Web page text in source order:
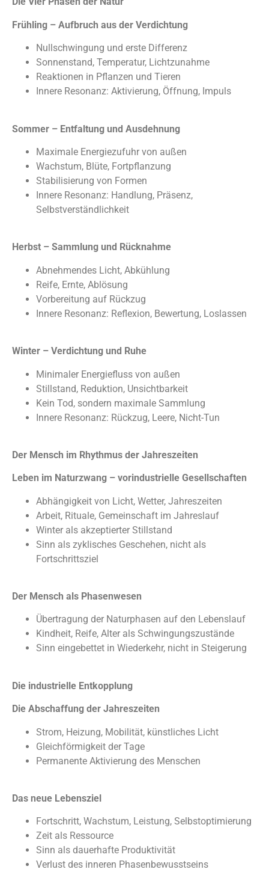
Frühling – Aufbruch aus der Verdichtung
Nullschwingung und erste Differenz
Sonnenstand, Temperatur, Lichtzunahme
Reaktionen in Pflanzen und Tieren
Innere Resonanz: Aktivierung, Öffnung, Impuls
Sommer – Entfaltung und Ausdehnung
Maximale Energiezufuhr von außen
Wachstum, Blüte, Fortpflanzung
Stabilisierung von Formen
Innere Resonanz: Handlung, Präsenz,
Selbstverständlichkeit
Herbst – Sammlung und Rücknahme
Abnehmendes Licht, Abkühlung
Reife, Ernte, Ablösung
Vorbereitung auf Rückzug
Innere Resonanz: Reflexion, Bewertung, Loslassen
Winter – Verdichtung und Ruhe
Minimaler Energiefluss von außen
Stillstand, Reduktion, Unsichtbarkeit
Kein Tod, sondern maximale Sammlung
Innere Resonanz: Rückzug, Leere, Nicht-Tun
Der Mensch im Rhythmus der Jahreszeiten
Leben im Naturzwang – vorindustrielle Gesellschaften
Abhängigkeit von Licht, Wetter, Jahreszeiten
Arbeit, Rituale, Gemeinschaft im Jahreslauf
Winter als akzeptierter Stillstand
Sinn als zyklisches Geschehen, nicht als
Fortschrittsziel
Der Mensch als Phasenwesen
Übertragung der Naturphasen auf den Lebenslauf
Kindheit, Reife, Alter als Schwingungszustände
Sinn eingebettet in Wiederkehr, nicht in Steigerung
Die industrielle Entkopplung
Die Abschaffung der Jahreszeiten
Strom, Heizung, Mobilität, künstliches Licht
Gleichförmigkeit der Tage
Permanente Aktivierung des Menschen
Das neue Lebensziel
Fortschritt, Wachstum, Leistung, Selbstoptimierung
Zeit als Ressource
Sinn als dauerhafte Produktivität
Verlust des inneren Phasenbewusstseins